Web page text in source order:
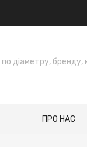
ПРО НАС